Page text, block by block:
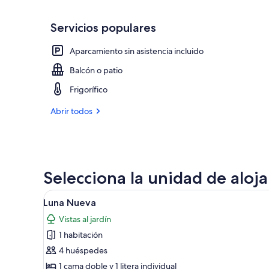
Servicios populares
Aparcamiento sin asistencia incluido
Balcón o patio
Frigorífico
Abrir todos
Selecciona la unidad de
Abrir
todas
las
fotos
de
Luna
Un dormitorio con una pared
7
Luna Nueva
Vistas al jardín
1 habitación
4 huéspedes
1 cama doble y 1 litera individual